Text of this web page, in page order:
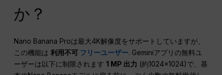
か？
Nano Banana Proは最大4K解像度をサポートしていますが、
この機能は利用不可 フリーユーザー. Geminiアプリの無料ユ
ーザーは以下に制限されます1 MP 出力 (約1024×1024)で、基